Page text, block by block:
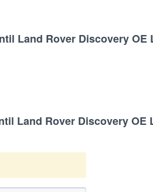
Land Rover Discovery OE
Land Rover Discovery OE